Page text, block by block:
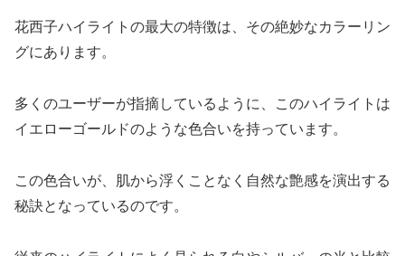
花西子ハイライトの最大の特徴は、その絶妙なカラーリン
グにあります。
多くのユーザーが指摘しているように、このハイライトは
イエローゴールドのような色合いを持っています。
この色合いが、肌から浮くことなく自然な艶感を演出する
秘訣となっているのです。